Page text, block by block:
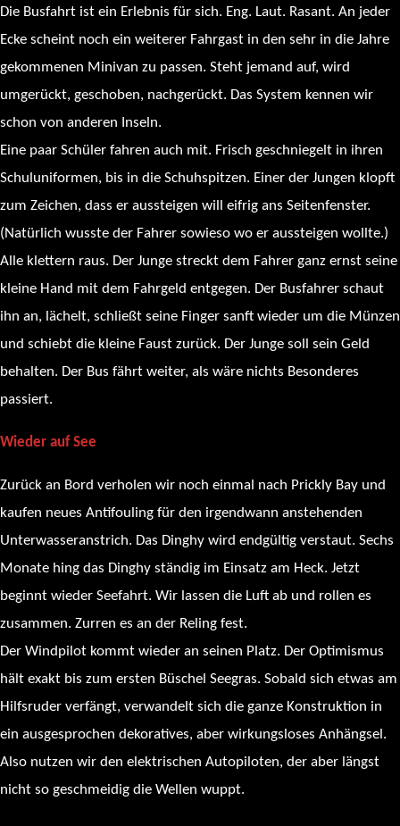
Die Busfahrt ist ein Erlebnis für sich. Eng. Laut. Rasant. An jeder
Ecke scheint noch ein weiterer Fahrgast in den sehr in die Jahre
gekommenen Minivan zu passen. Steht jemand auf, wird
umgerückt, geschoben, nachgerückt. Das System kennen wir
schon von anderen Inseln.
Eine paar Schüler fahren auch mit. Frisch geschniegelt in ihren
Schuluniformen, bis in die Schuhspitzen. Einer der Jungen klopft
zum Zeichen, dass er aussteigen will eifrig ans Seitenfenster.
(Natürlich wusste der Fahrer sowieso wo er aussteigen wollte.)
Alle klettern raus. Der Junge streckt dem Fahrer ganz ernst seine
kleine Hand mit dem Fahrgeld entgegen. Der Busfahrer schaut
ihn an, lächelt, schließt seine Finger sanft wieder um die Münzen
und schiebt die kleine Faust zurück. Der Junge soll sein Geld
behalten. Der Bus fährt weiter, als wäre nichts Besonderes
passiert.
Wieder auf See
Zurück an Bord verholen wir noch einmal nach Prickly Bay und
kaufen neues Antifouling für den irgendwann anstehenden
Unterwasseranstrich. Das Dinghy wird endgültig verstaut. Sechs
Monate hing das Dinghy ständig im Einsatz am Heck. Jetzt
beginnt wieder Seefahrt. Wir lassen die Luft ab und rollen es
zusammen. Zurren es an der Reling fest.
Der Windpilot kommt wieder an seinen Platz. Der Optimismus
hält exakt bis zum ersten Büschel Seegras. Sobald sich etwas am
Hilfsruder verfängt, verwandelt sich die ganze Konstruktion in
ein ausgesprochen dekoratives, aber wirkungsloses Anhängsel.
Also nutzen wir den elektrischen Autopiloten, der aber längst
nicht so geschmeidig die Wellen wuppt.